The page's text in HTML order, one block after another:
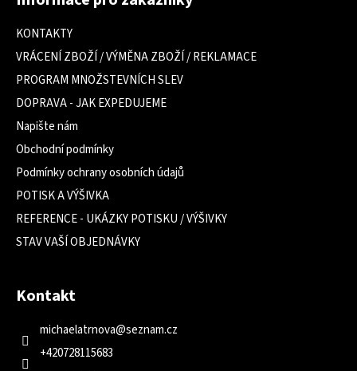
KONTAKTY
VRÁCENÍ ZBOŽÍ / VÝMĚNA ZBOŽÍ / REKLAMACE
PROGRAM MNOŽSTEVNÍCH SLEV
DOPRAVA - JAK EXPEDUJEME
Napište nám
Obchodní podmínky
Podmínky ochrany osobních údajů
POTISK A VÝŠIVKA
REFERENCE - UKÁZKY POTISKU / VÝŠIVKY
STAV VAŠÍ OBJEDNÁVKY
Kontakt
michaelatrnova@seznam.cz
+420728115683